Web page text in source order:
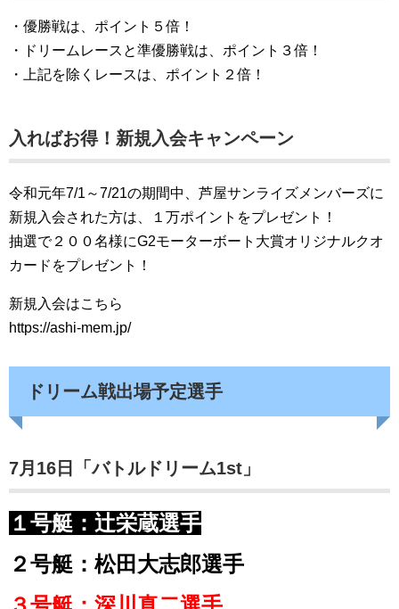
・優勝戦は、ポイント５倍！
・ドリームレースと準優勝戦は、ポイント３倍！
・上記を除くレースは、ポイント２倍！
入ればお得！新規入会キャンペーン
令和元年7/1～7/21の期間中、芦屋サンライズメンバーズに
新規入会された方は、１万ポイントをプレゼント！
抽選で２００名様にG2モーターボート大賞オリジナルクオ
カードをプレゼント！
新規入会はこちら
https://ashi-mem.jp/
ドリーム戦出場予定選手
7月16日「バトルドリーム1st」
１号艇：辻栄蔵選手
２号艇：松田大志郎選手